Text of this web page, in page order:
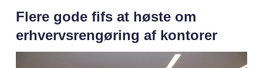
Flere gode fifs at høste om
erhvervsrengøring af kontorer